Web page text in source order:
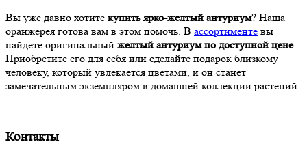
Вы уже давно хотите купить ярко-желтый антуриум? Наша
оранжерея готова вам в этом помочь. В ассортименте вы
найдете оригинальный желтый антуриум по доступной цене.
Приобретите его для себя или сделайте подарок близкому
человеку, который увлекается цветами, и он станет
замечательным экземпляром в домашней коллекции растений.
Контакты